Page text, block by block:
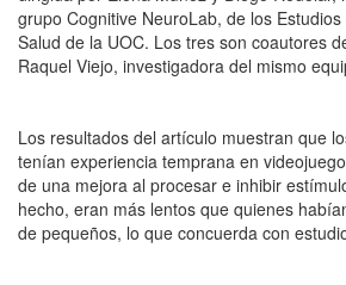
grupo Cognitive NeuroLab, de los
Salud de la UOC. Los tres son coautores
Raquel Viejo, investigadora del mismo
Los resultados del artículo muestran que
tenían experiencia temprana en
de una mejora al procesar e inhibir
hecho, eran más lentos que quienes
de pequeños, lo que concuerda con